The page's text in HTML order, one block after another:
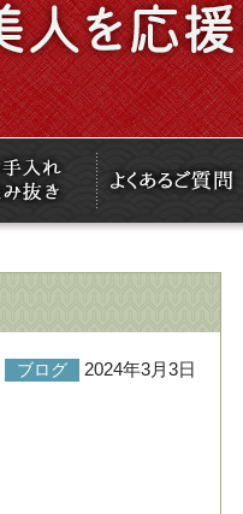
ブログ 2024年3月3日